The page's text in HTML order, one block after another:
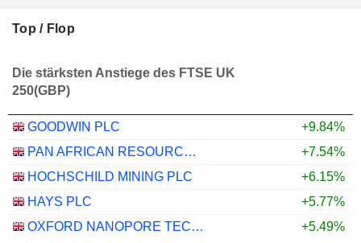
Top / Flop
Die stärksten Anstiege des FTSE UK
250(GBP)
GOODWIN PLC
+9.84%
PAN AFRICAN RESOURCES PLC
+7.54%
HOCHSCHILD MINING PLC
+6.15%
HAYS PLC
+5.77%
OXFORD NANOPORE TECHNOLOGIES PLC
+5.49%